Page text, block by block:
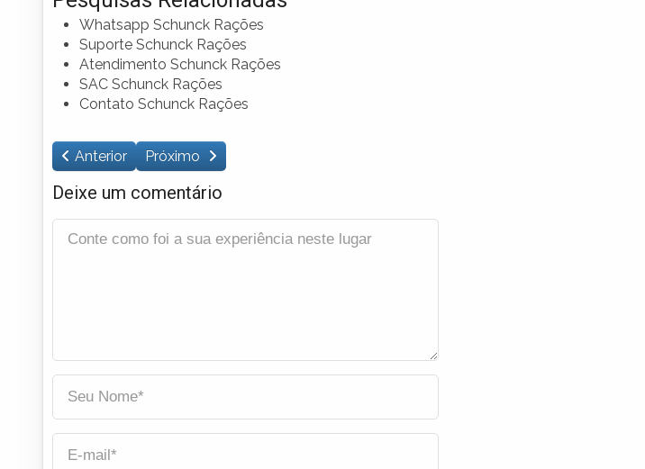
Whatsapp Schunck Rações
Suporte Schunck Rações
Atendimento Schunck Rações
SAC Schunck Rações
Contato Schunck Rações
Anterior Próximo
Deixe um comentário